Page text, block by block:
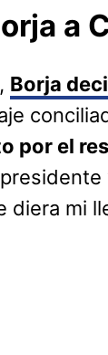
a
Borja
por el
mi